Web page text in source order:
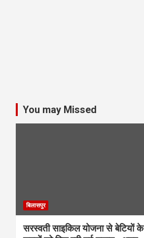
You may Missed
बिलासपुर
सरस्वती साइकिल योजना से बेटियों के